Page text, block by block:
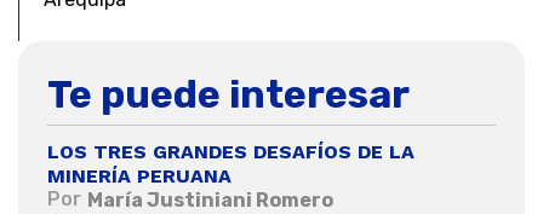
Te puede interesar
LOS TRES GRANDES DESAFÍOS DE LA
MINERÍA PERUANA
Por María Justiniani Romero